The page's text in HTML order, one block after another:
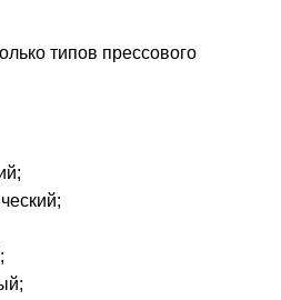
типов прессового